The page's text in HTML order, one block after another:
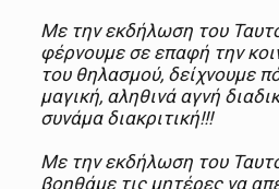
Με την εκδήλωση του
φέρνουμε σε επαφή την
του θηλασμού, δείχνουμε
μαγική, αληθινά αγνή
συνάμα διακριτική!!!
Με την εκδήλωση του
βοηθάμε τις μητέρες να